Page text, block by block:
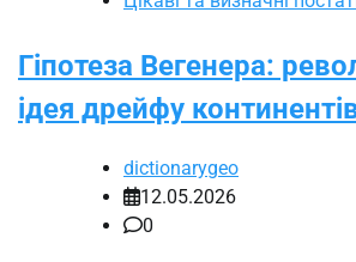
Гіпотеза Вегенера:
ідея дрейфу
dictionarygeo
12.05.2026
0